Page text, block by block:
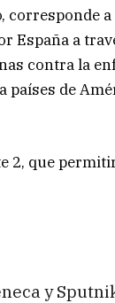
a
España a
contra la
países de
2, que
y